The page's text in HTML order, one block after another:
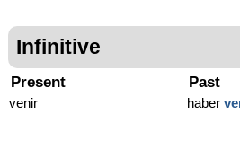
Infinitive
Present
venir
Past
haber